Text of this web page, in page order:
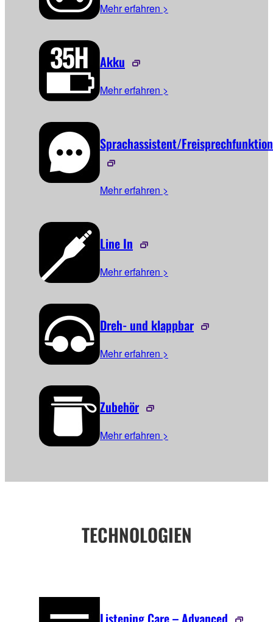
Mehr erfahren >
Akku
Mehr erfahren >
Sprachassistent/Freisprechfunktion
Mehr erfahren >
Line In
Mehr erfahren >
Dreh- und klappbar
Mehr erfahren >
Zubehör
Mehr erfahren >
TECHNOLOGIEN
Listening Care – Advanced